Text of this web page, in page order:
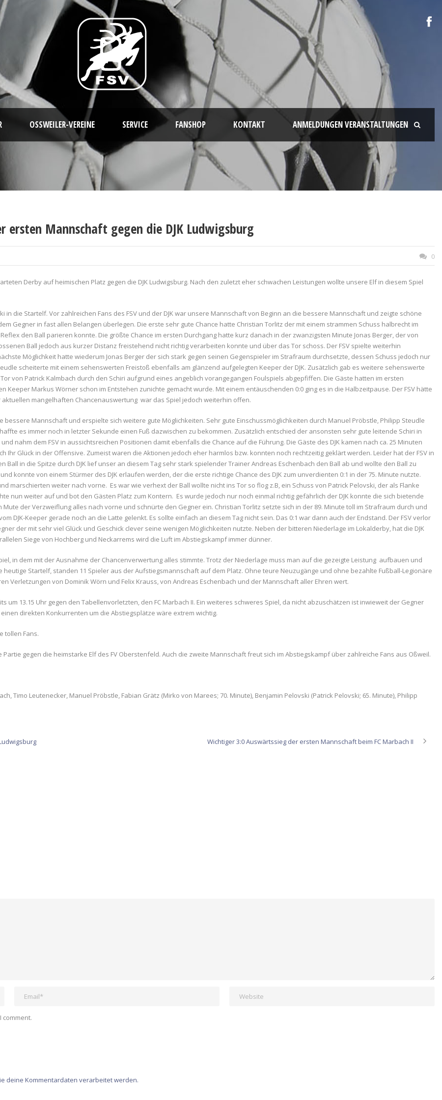
OSSWEILER-VEREINE SERVICE FANSHOP KONTAKT ANMELDUNGEN VERANSTALTUNGEN
Mannschaft gegen die DJK Ludwigsburg
0
Derby auf heimischen Platz gegen die DJK Ludwigsburg. Nach den zuletzt eher schwachen Leistungen wollte unsere Elf in diesem Spiel
die Startelf. Vor zahlreichen Fans des FSV und der DJK war unsere Mannschaft von Beginn an die bessere Mannschaft und zeigte schöne
Gegner in fast allen Belangen überlegen. Die erste sehr gute Chance hatte Christian Torlitz der mit einem strammen Schuss halbrecht im
den Ball parieren konnte. Die größte Chance im ersten Durchgang hatte kurz danach in der zwanzigsten Minute Jonas Berger, der von
Ball jedoch aus kurzer Distanz freistehend nicht richtig verarbeiten konnte und über das Tor schoss. Der FSV spielte weiterhin
Möglichkeit hatte wiederum Jonas Berger der sich stark gegen seinen Gegenspieler im Strafraum durchsetzte, dessen Schuss jedoch nur
scheiterte mit einem sehenswerten Freistoß ebenfalls am glänzend aufgelegten Keeper der DJK. Zusätzlich gab es weitere sehenswerte
von Patrick Kalmbach durch den Schiri aufgrund eines angeblich vorangegangen Foulspiels abgepfiffen. Die Gäste hatten im ersten
Markus Wörner schon im Entstehen zunichte gemacht wurde. Mit einem entäuschenden 0:0 ging es in die Halbzeitpause. Der FSV hätte
mangelhaften Chancenauswertung war das Spiel jedoch weiterhin offen.
bessere Mannschaft und erspielte sich weitere gute Möglichkeiten. Sehr gute Einschussmöglichkeiten durch Manuel Pröbstle, Philipp Steudle
es immer noch in letzter Sekunde einen Fuß dazwischen zu bekommen. Zusätzlich entschied der ansonsten sehr gute leitende Schiri in
nahm dem FSV in aussichtsreichen Positionen damit ebenfalls die Chance auf die Führung. Die Gäste des DJK kamen nach ca. 25 Minuten
Ihr Glück in der Offensive. Zumeist waren die Aktionen jedoch eher harmlos bzw. konnten noch rechtzeitig geklärt werden. Leider hat der FSV in
Ball in die Spitze durch DJK lief unser an diesem Tag sehr stark spielender Trainer Andreas Eschenbach den Ball ab und wollte den Ball zu
konnte von einem Stürmer des DJK erlaufen werden, der die erste richtige Chance des DJK zum unverdienten 0:1 in der 75. Minute nutzte.
marschierten weiter nach vorne. Es war wie verhext der Ball wollte nicht ins Tor so flog z.B, ein Schuss von Patrick Pelovski, der als Flanke
nun weiter auf und bot den Gästen Platz zum Kontern. Es wurde jedoch nur noch einmal richtig gefährlich der DJK konnte die sich bietende
der Verzweiflung alles nach vorne und schnürte den Gegner ein. Christian Torlitz setzte sich in der 89. Minute toll im Strafraum durch und
DJK-Keeper gerade noch an die Latte gelenkt. Es sollte einfach an diesem Tag nicht sein. Das 0:1 war dann auch der Endstand. Der FSV verlor
der mit sehr viel Glück und Geschick clever seine wenigen Möglichkeiten nutzte. Neben der bitteren Niederlage im Lokalderby, hat die DJK
Siege von Hochberg und Neckarrems wird die Luft im Abstiegskampf immer dünner.
in dem mit der Ausnahme der Chancenverwertung alles stimmte. Trotz der Niederlage muss man auf die gezeigte Leistung aufbauen und
Startelf, standen 11 Spieler aus der Aufstiegsmannschaft auf dem Platz. Ohne teure Neuzugänge und ohne bezahlte Fußball-Legionäre
Verletzungen von Dominik Wörn und Felix Krauss, von Andreas Eschenbach und der Mannschaft aller Ehren wert.
um 13.15 Uhr gegen den Tabellenvorletzten, den FC Marbach II. Ein weiteres schweres Spiel, da nicht abzuschätzen ist inwieweit der Gegner
direkten Konkurrenten um die Abstiegsplätze wäre extrem wichtig.
tollen Fans.
gegen die heimstarke Elf des FV Oberstenfeld. Auch die zweite Mannschaft freut sich im Abstiegskampf über zahlreiche Fans aus Oßweil.
Timo Leutenecker, Manuel Pröbstle, Fabian Grätz (Mirko von Marees; 70. Minute), Benjamin Pelovski (Patrick Pelovski; 65. Minute), Philipp
Wichtiger 3:0 Auswärtssieg der ersten Mannschaft beim FC Marbach II
comment.
deine Kommentardaten verarbeitet werden.